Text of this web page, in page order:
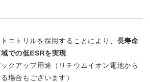
ニトリルを採用することにより、 長寿命
での低ESRを実現
クアップ用途（リチウムイオン電池から
場合もございます）